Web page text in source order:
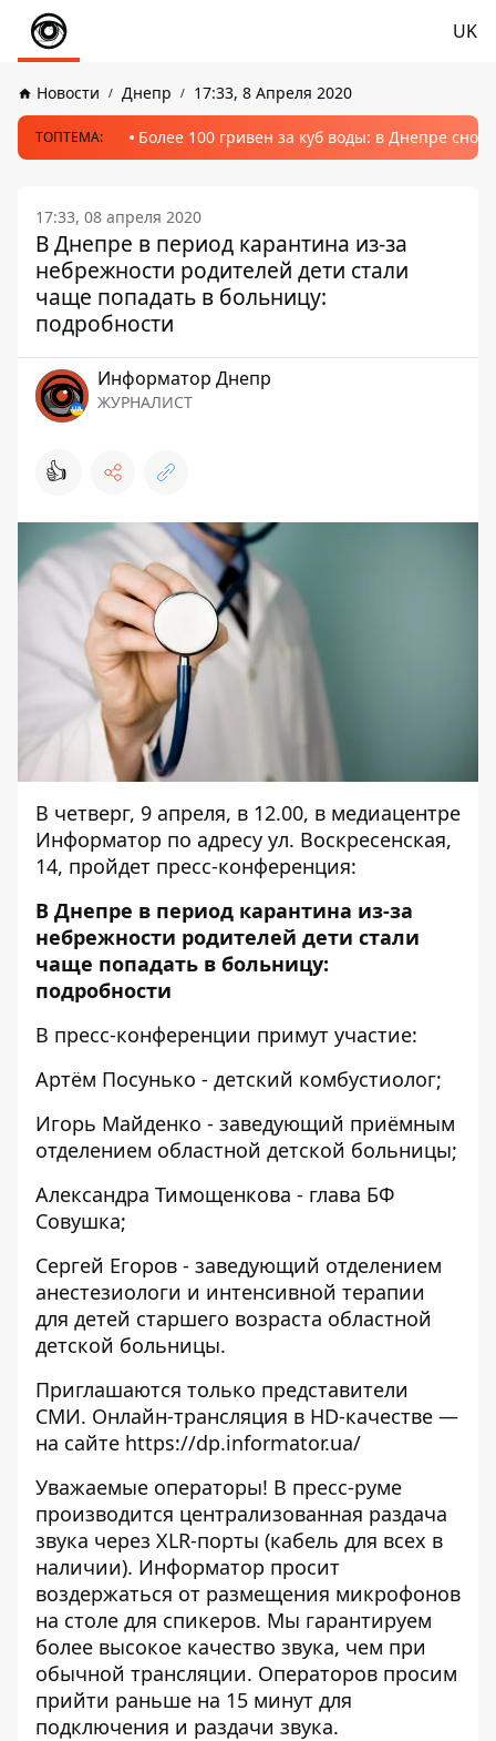
UK
Новости Днепр 17:33, 8 Апреля 2020
ТОПТЕМА: Более 100 гривен за куб воды: в Днепре
17:33, 08 апреля 2020
В Днепре в период карантина из-за
небрежности родителей дети стали
чаще попадать в больницу:
подробности
Информатор Днепр
ЖУРНАЛИСТ
👍
В четверг, 9 апреля, в 12.00, в медиацентре
Информатор по адресу ул. Воскресенская,
14, пройдет пресс-конференция:
В Днепре в период карантина из-за
небрежности родителей дети стали
чаще попадать в больницу:
подробности
В пресс-конференции примут участие:
Артём Посунько - детский комбустиолог;
Игорь Майденко - заведующий приёмным
отделением областной детской больницы;
Александра Тимощенкова - глава БФ
Совушка;
Сергей Егоров - заведующий отделением
анестезиологи и интенсивной терапии
для детей старшего возраста областной
детской больницы.
Приглашаются только представители
СМИ. Онлайн-трансляция в HD-качестве —
на сайте https://dp.informator.ua/
Уважаемые операторы! В пресс-руме
производится централизованная раздача
звука через XLR-порты (кабель для всех в
наличии). Информатор просит
воздержаться от размещения микрофонов
на столе для спикеров. Мы гарантируем
более высокое качество звука, чем при
обычной трансляции. Операторов просим
прийти раньше на 15 минут для
подключения и раздачи звука.